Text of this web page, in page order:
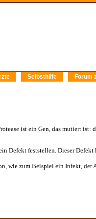
Selbsthilfe Forum
ist ein Gen, das mutiert ist:
Defekt feststellen. Dieser
wie zum Beispiel ein Infekt,